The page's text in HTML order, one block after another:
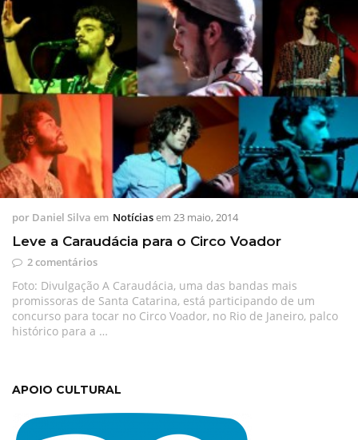
por Daniel Silva em Notíciasem 23 maio, 2014
Leve a Caraudácia para o Circo Voador
2 comentários
Foto: Divulgação A Caraudácia, uma das bandas mais
promissoras de Santa Catarina, está participando de um
concurso para tocar no Circo Voador, no Rio de Janeiro, palco
histórico para a …
APOIO CULTURAL